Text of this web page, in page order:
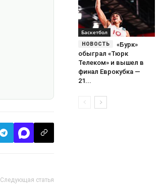
Следующая статья
Баскетбол
«Бурк»
обыграл «Тюрк
Телеком» и вышел в
финал Еврокубка —
21...